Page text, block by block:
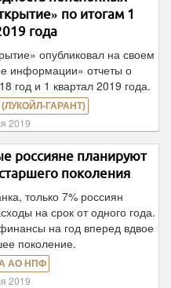
по итогам 1
года
опубликовал на своем
информации» отчеты о
год и 1 квартал 2019 года.
ГАРАНТ)
2019
россияне планируют
поколения
только 7% россиян
на срок от одного года.
на год вперед вдвое
поколение.
АО НПФ
2019